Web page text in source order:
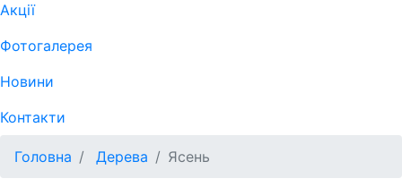
Акції
Фотогалерея
Новини
Контакти
Головна Дерева Ясень